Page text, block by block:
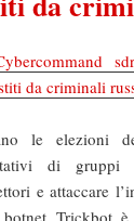
da criminali
le elezioni
di gruppi
e attaccare
botnet Trickbot